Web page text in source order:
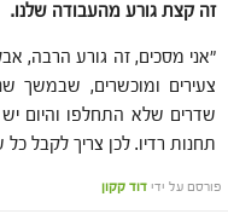
זה קצת גורע מהעבודה שלנו.
"אני מסכים, זה גורע הרבה,
צעירים ומוכשרים, שבמשך
שדרים שלא התחלפו והיום
תחנות רדיו. לכן צריך לקבל כל
פורסם על ידי דוד קקון